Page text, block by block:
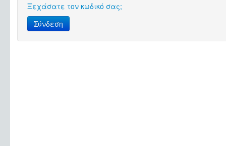
Ξεχάσατε τον κωδικό σας;
Σύνδεση